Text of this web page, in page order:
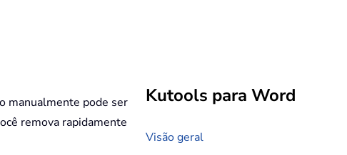
Kutools para Word
Visão geral
manualmente pode ser
remova rapidamente